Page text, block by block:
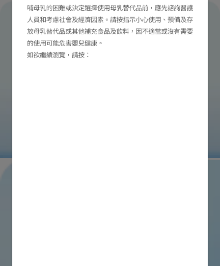
哺母乳的困難或決定選擇使用母乳替代品前，應先諮詢醫護
人員和考慮社會及經濟因素。請按指示小心使用、預備及存
放母乳替代品或其他補充食品及飲料，因不適當或沒有需要
的使用可能危害嬰兒健康。
如欲繼續瀏覽，請按︰